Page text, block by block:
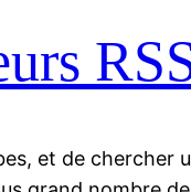
et de chercher